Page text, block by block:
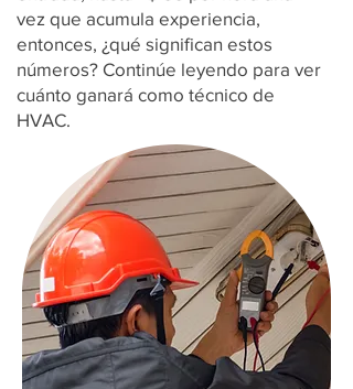
vez que acumula experiencia,
entonces, ¿qué significan estos
números? Continúe leyendo para ver
cuánto ganará como técnico de
HVAC.